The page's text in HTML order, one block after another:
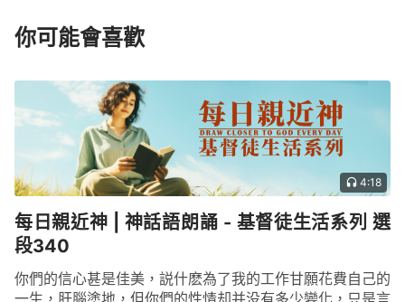
你可能會喜歡
4:18
每日親近神 | 神話語朗誦 - 基督徒生活系列 選
段340
你們的信心甚是佳美，説什麽為了我的工作甘願花費自己的
一生，肝腦塗地，但你們的性情却并没有多少變化，只是言